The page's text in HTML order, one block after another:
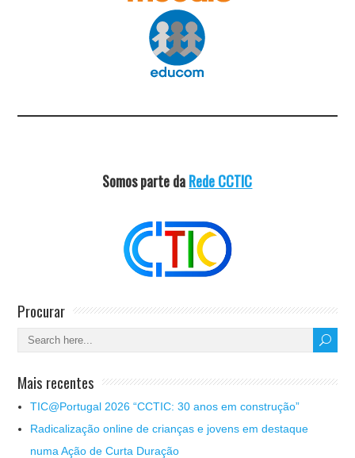
Somos parte daRede CCTIC
Procurar
Mais recentes
TIC@Portugal 2026 “CCTIC: 30 anos em construção”
Radicalização online de crianças e jovens em destaque
numa Ação de Curta Duração